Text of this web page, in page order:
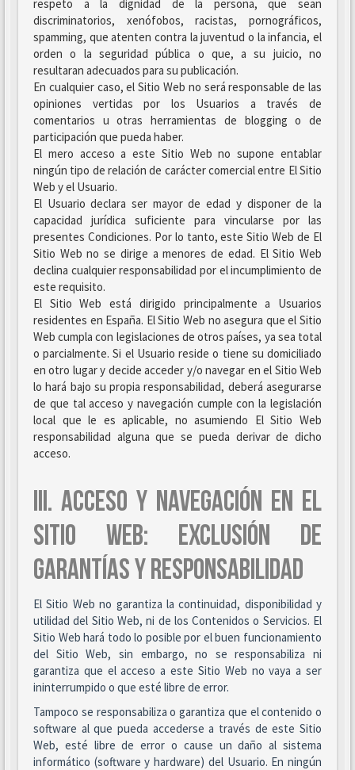
respeto a la dignidad de la persona, que sean
discriminatorios, xenófobos, racistas, pornográficos,
spamming, que atenten contra la juventud o la infancia, el
orden o la seguridad pública o que, a su juicio, no
resultaran adecuados para su publicación.
En cualquier caso, el Sitio Web no será responsable de las
opiniones vertidas por los Usuarios a través de
comentarios u otras herramientas de blogging o de
participación que pueda haber.
El mero acceso a este Sitio Web no supone entablar
ningún tipo de relación de carácter comercial entre El Sitio
Web y el Usuario.
El Usuario declara ser mayor de edad y disponer de la
capacidad jurídica suficiente para vincularse por las
presentes Condiciones. Por lo tanto, este Sitio Web de El
Sitio Web no se dirige a menores de edad. El Sitio Web
declina cualquier responsabilidad por el incumplimiento de
este requisito.
El Sitio Web está dirigido principalmente a Usuarios
residentes en España. El Sitio Web no asegura que el Sitio
Web cumpla con legislaciones de otros países, ya sea total
o parcialmente. Si el Usuario reside o tiene su domiciliado
en otro lugar y decide acceder y/o navegar en el Sitio Web
lo hará bajo su propia responsabilidad, deberá asegurarse
de que tal acceso y navegación cumple con la legislación
local que le es aplicable, no asumiendo El Sitio Web
responsabilidad alguna que se pueda derivar de dicho
acceso.
III. ACCESO Y NAVEGACIÓN EN EL
SITIO WEB: EXCLUSIÓN DE
GARANTÍAS Y RESPONSABILIDAD
El Sitio Web no garantiza la continuidad, disponibilidad y
utilidad del Sitio Web, ni de los Contenidos o Servicios. El
Sitio Web hará todo lo posible por el buen funcionamiento
del Sitio Web, sin embargo, no se responsabiliza ni
garantiza que el acceso a este Sitio Web no vaya a ser
ininterrumpido o que esté libre de error.
Tampoco se responsabiliza o garantiza que el contenido o
software al que pueda accederse a través de este Sitio
Web, esté libre de error o cause un daño al sistema
informático (software y hardware) del Usuario. En ningún